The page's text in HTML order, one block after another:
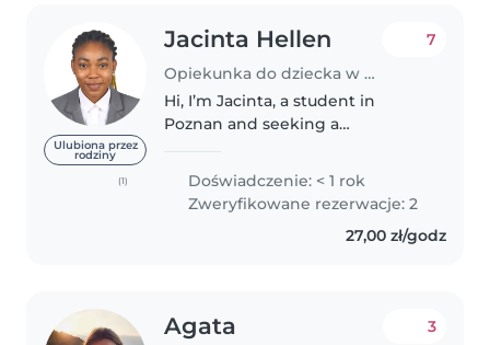
Ulubiona przez
rodziny
(1)
Jacinta Hellen
Opiekunka do dziecka w Poznań
7
Hi, I’m Jacinta, a student in
Poznan and seeking a
a wonderful family. I’m a kind,
compassionate and caring
person born and raised in Ghana.
Doświadczenie: < 1 rok
Zweryfikowane rezerwacje: 2
27,00 zł/godz
Agata 3